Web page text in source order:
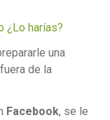
¿Lo harías?
una
de la
Facebook, se le